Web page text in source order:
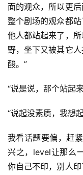
面的观众，所以更
整个剧场的观众都
他人都站起来了，
野，坐下又被其它
酸。”
“说是说，那个站起
“说起没素质，我想
我看话题要偏，赶
兴之，level让那么
你自己不印，别人